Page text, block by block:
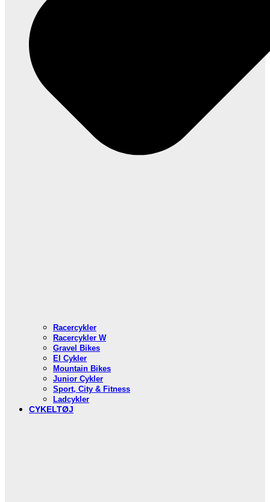
Racercykler
Racercykler W
Gravel Bikes
El Cykler
Mountain Bikes
Junior Cykler
Sport, City & Fitness
Ladcykler
CYKELTØJ